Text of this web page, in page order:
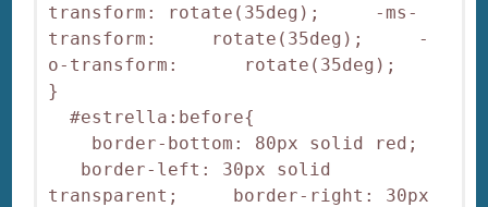
transform: rotate(35deg);     -ms-
transform:     rotate(35deg);     -
o-transform:      rotate(35deg);
}
#estrella:before{
border-bottom: 80px solid red;
border-left: 30px solid
transparent;     border-right: 30px